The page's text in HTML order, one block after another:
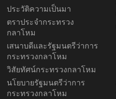
ประวัติความเป็นมา
ตราประจำกระทรวง
กลาโหม
เสนาบดีและรัฐมนตรีว่าการ
กระทรวงกลาโหม
วิสัยทัศน์กระทรวงกลาโหม
นโยบายรัฐมนตรีว่าการ
กระทรวงกลาโหม